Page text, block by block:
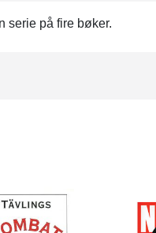
serie på fire bøker.